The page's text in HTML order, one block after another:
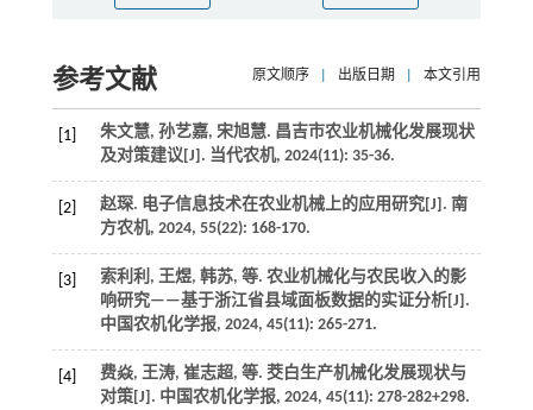
参考文献 原文顺序 出版日期 本文引用
[1]
朱文慧, 孙艺嘉, 宋旭慧. 昌吉市农业机械化发展现状
及对策建议[J]. 当代农机, 2024(11): 35-36.
[2] 赵琛. 电子信息技术在农业机械上的应用研究[J]. 南
方农机, 2024, 55(22): 168-170.
[3] 索利利, 王煜, 韩苏, 等. 农业机械化与农民收入的影
响研究——基于浙江省县域面板数据的实证分析[J].
中国农机化学报, 2024, 45(11): 265-271.
[4] 费焱, 王涛, 崔志超, 等. 茭白生产机械化发展现状与
对策[J]. 中国农机化学报, 2024, 45(11): 278-282+298.